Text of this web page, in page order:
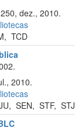
dez., 2010.
, TCD
2010.
, SEN, STF, STJ